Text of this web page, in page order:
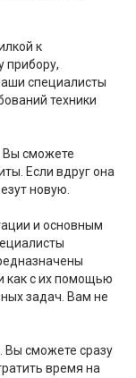
к
прибору,
специалисты
техники
Вы сможете
Если вдруг она
новую.
и основным
как с их помощью
задач. Вам не
Вы сможете сразу
время на